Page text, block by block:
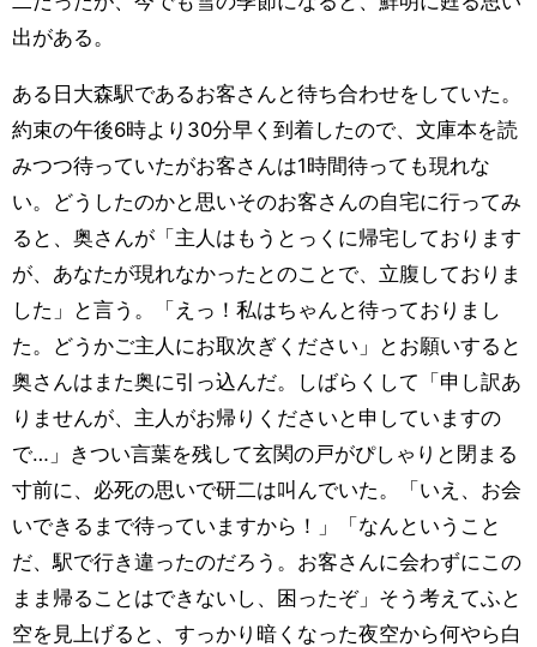
出がある。
ある日大森駅であるお客さんと待ち合わせをしていた。
約束の午後6時より30分早く到着したので、文庫本を読
みつつ待っていたがお客さんは1時間待っても現れな
い。どうしたのかと思いそのお客さんの自宅に行ってみ
ると、奥さんが「主人はもうとっくに帰宅しております
が、あなたが現れなかったとのことで、立腹しておりま
した」と言う。「えっ！私はちゃんと待っておりまし
た。どうかご主人にお取次ぎください」とお願いすると
奥さんはまた奥に引っ込んだ。しばらくして「申し訳あ
りませんが、主人がお帰りくださいと申していますの
で…」きつい言葉を残して玄関の戸がぴしゃりと閉まる
寸前に、必死の思いで研二は叫んでいた。「いえ、お会
いできるまで待っていますから！」「なんということ
だ、駅で行き違ったのだろう。お客さんに会わずにこの
まま帰ることはできないし、困ったぞ」そう考えてふと
空を見上げると、すっかり暗くなった夜空から何やら白